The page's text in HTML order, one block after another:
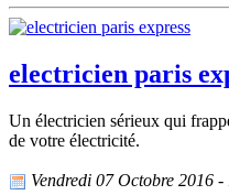
electricien paris
Un électricien sérieux qui
de votre électricité.
Vendredi 07 Octobre 2016 -